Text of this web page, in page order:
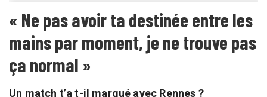
« Ne pas avoir ta destinée entre les
mains par moment, je ne trouve pas
ça normal »
Un match t’a t-il marqué avec Rennes ?